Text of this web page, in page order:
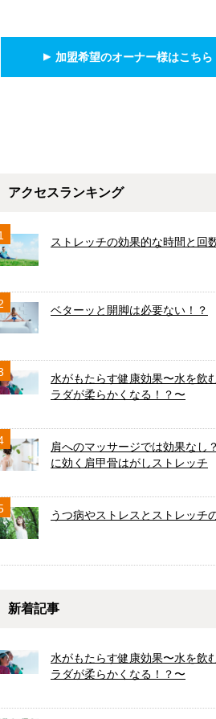
加盟希望のオーナー様はこちら
アクセスランキング
ストレッチの効果的な時間と回
ベターッと開脚は必要ない！？
水がもたらす健康効果〜水を飲
ラダが柔らかくなる！？〜
肩へのマッサージでは効果なし
に効く肩甲骨はがしストレッチ
うつ病やストレスとストレッチ
新着記事
水がもたらす健康効果〜水を飲
ラダが柔らかくなる！？〜